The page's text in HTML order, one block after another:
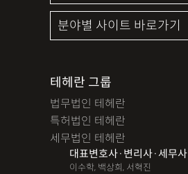
테헤란 그룹
법무법인 테헤란
특허법인 테헤란
세무법인 테헤란
대표변호사·변리사·세무사
이수학, 백상희, 서혁진